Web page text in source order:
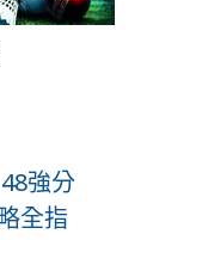
強分
全指